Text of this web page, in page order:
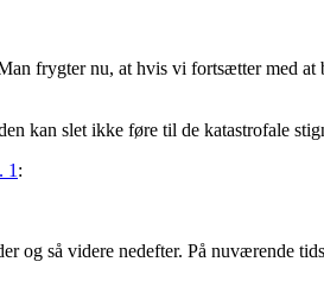
frygter nu, at hvis vi fortsætter med
kan slet ikke føre til de katastrofale
. 1 :
og så videre nedefter. På nuværende